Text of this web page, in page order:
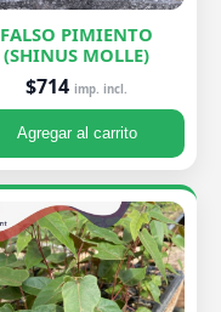
FALSO PIMIENTO
(SHINUS MOLLE)
$714 imp. incl.
Agregar al carrito